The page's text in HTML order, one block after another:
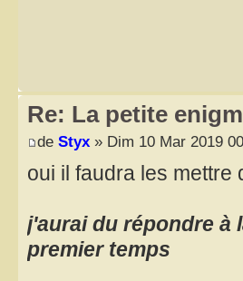
Re: La petite
de Styx » Dim 10 Mar 2019
oui il faudra les mettre
j'aurai du répondre à
premier temps